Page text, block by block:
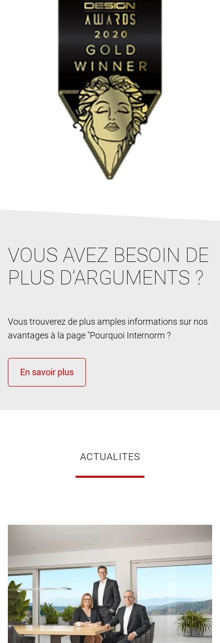
VOUS AVEZ BESOIN DE
PLUS D’ARGUMENTS ?
Vous trouverez de plus amples informations sur nos
avantages à la page "Pourquoi Internorm ?
ACTUALITES